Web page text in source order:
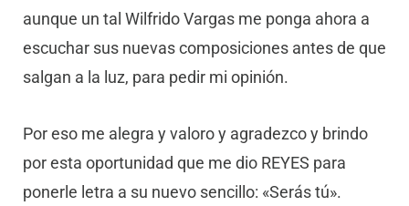
aunque un tal Wilfrido Vargas me ponga ahora a
escuchar sus nuevas composiciones antes de que
salgan a la luz, para pedir mi opinión.
Por eso me alegra y valoro y agradezco y brindo
por esta oportunidad que me dio REYES para
ponerle letra a su nuevo sencillo: «Serás tú».